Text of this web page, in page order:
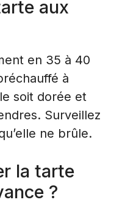
aux
en 35 à 40
à
soit dorée et
Surveillez
ne brûle.
la tarte
?